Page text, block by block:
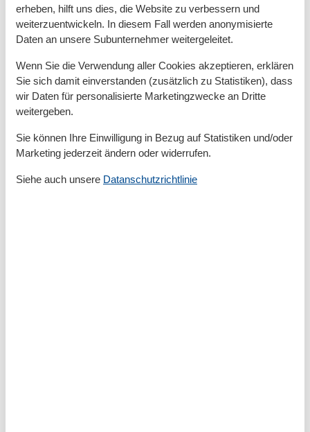
Gesamte Ausstattung
Allg. Ausstattung
Haustiere erlaubt
Heizung
Nichtraucher
Waschmaschine
WLAN
Allgemein
erheben, hilft uns dies, die Website zu verbessern und
weiterzuentwickeln. In diesem Fall werden anonymisierte
Daten an unsere Subunternehmer weitergeleitet.
Wenn Sie die Verwendung aller Cookies akzeptieren, erklären
Sie sich damit einverstanden (zusätzlich zu Statistiken), dass
wir Daten für personalisierte Marketingzwecke an Dritte
weitergeben.
Sie können Ihre Einwilligung in Bezug auf Statistiken und/oder
Marketing jederzeit ändern oder widerrufen.
Siehe auch unsere Datanschutzrichtlinie